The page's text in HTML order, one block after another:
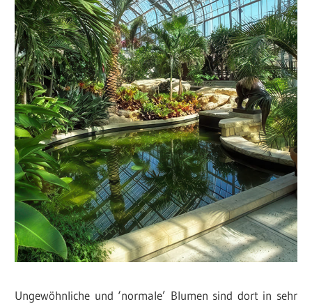
Ungewöhnliche und ‘normale’ Blumen sind dort in sehr